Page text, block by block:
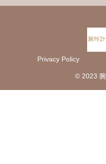
Privacy Policy
© 2023